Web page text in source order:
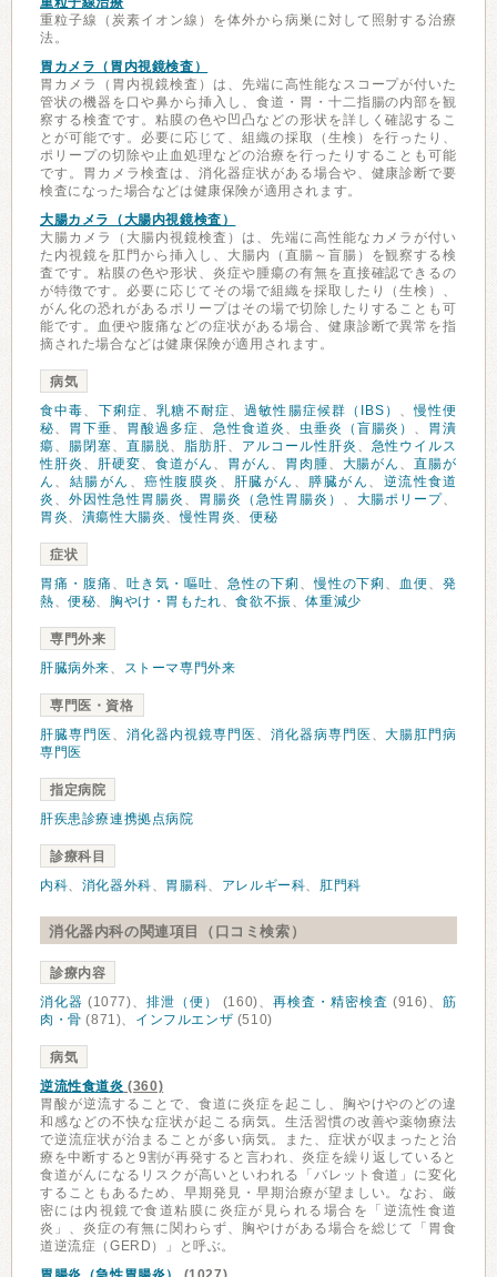
重粒子線（炭素イオン線）を体外から病巣に対して照射する治療
法。
胃カメラ（胃内視鏡検査）
胃カメラ（胃内視鏡検査）は、先端に高性能なスコープが付いた
管状の機器を口や鼻から挿入し、食道・胃・十二指腸の内部を観
察する検査です。粘膜の色や凹凸などの形状を詳しく確認するこ
とが可能です。必要に応じて、組織の採取（生検）を行ったり、
ポリープの切除や止血処理などの治療を行ったりすることも可能
です。胃カメラ検査は、消化器症状がある場合や、健康診断で要
検査になった場合などは健康保険が適用されます。
大腸カメラ（大腸内視鏡検査）
大腸カメラ（大腸内視鏡検査）は、先端に高性能なカメラが付い
た内視鏡を肛門から挿入し、大腸内（直腸～盲腸）を観察する検
査です。粘膜の色や形状、炎症や腫瘍の有無を直接確認できるの
が特徴です。必要に応じてその場で組織を採取したり（生検）、
がん化の恐れがあるポリープはその場で切除したりすることも可
能です。血便や腹痛などの症状がある場合、健康診断で異常を指
摘された場合などは健康保険が適用されます。
病気
食中毒、 下痢症、乳糖不耐症、過敏性腸症候群（IBS） 、慢性便
秘、 胃下垂、 胃酸過多症、 急性食道炎 、 虫垂炎（盲腸炎） 、 胃潰
瘍、 腸閉塞、 直腸脱、 脂肪肝、 アルコール性肝炎 、 急性ウイルス
性肝炎 、 肝硬変、 食道がん 、 胃がん 、 胃肉腫、 大腸がん 、直腸が
ん 、 結腸がん 、癌性腹膜炎 、 肝臓がん 、 膵臓がん 、 逆流性食道
炎 、 外因性急性胃腸炎 、 胃腸炎（急性胃腸炎） 、 大腸ポリープ、
胃炎、 潰瘍性大腸炎、慢性胃炎、便秘
症状
胃痛・腹痛 、 吐き気・嘔吐、 急性の下痢 、慢性の下痢 、 血便、発
熱、便秘、 胸やけ・胃もたれ、食欲不振 、体重減少
専門外来
肝臓病外来、 ストーマ専門外来
専門医・資格
肝臓専門医 、 消化器内視鏡専門医 、 消化器病専門医 、大腸肛門病
専門医
指定病院
肝疾患診療連携拠点病院
診療科目
内科、 消化器外科、 胃腸科、 アレルギー科、 肛門科
消化器内科の関連項目（口コミ検索）
診療内容
消化器 (1077)、 排泄（便） (160)、再検査・精密検査 (916)、筋
肉・骨 (871)、 インフルエンザ (510)
病気
逆流性食道炎 (360)
胃酸が逆流することで、食道に炎症を起こし、胸やけやのどの違
和感などの不快な症状が起こる病気。生活習慣の改善や薬物療法
で逆流症状が治まることが多い病気。また、症状が収まったと治
療を中断すると9割が再発すると言われ、炎症を繰り返していると
食道がんになるリスクが高いといわれる「バレット食道」に変化
することもあるため、早期発見・早期治療が望ましい。なお、厳
密には内視鏡で食道粘膜に炎症が見られる場合を「逆流性食道
炎」、炎症の有無に関わらず、胸やけがある場合を総じて「胃食
道逆流症（GERD）」と呼ぶ。